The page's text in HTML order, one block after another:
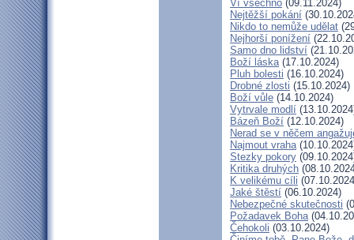
Ví všechno (09.11.2024)
Nejtěžší pokání
Nikdo to nemůže udělat
Nejhorší ponížení
Samo dno lidství
Boží láska(17.10.2024)
Pluh bolesti (16.10.2024)
Drobné zlosti (15.10.2024)
Boží vůle (14.10.2024)
Vytrvale modlí
Bázeň Boží (12.10.2024)
Nerad se v něčem
Najmout vraha
Stezky pokory
Kritika druhých
K velikému cíli
Jaké štěstí (06.10.2024)
Nebezpečné skutečnosti
Požadavek Boha
Čehokoli (03.10.2024)